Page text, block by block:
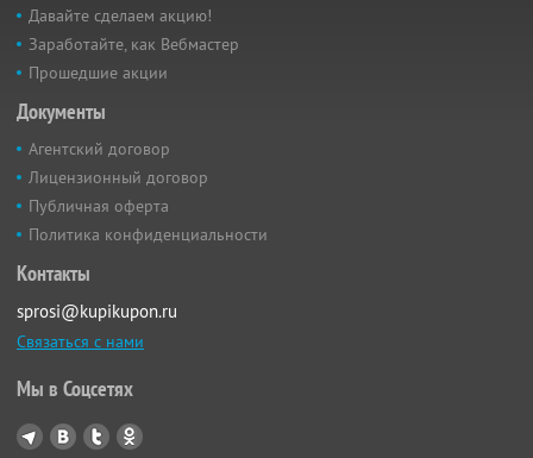
Давайте сделаем акцию!
Заработайте, как Вебмастер
Прошедшие акции
Документы
Агентский договор
Лицензионный договор
Публичная оферта
Политика конфиденциальности
Контакты
sprosi@kupikupon.ru
Связаться с нами
Мы в Соцсетях